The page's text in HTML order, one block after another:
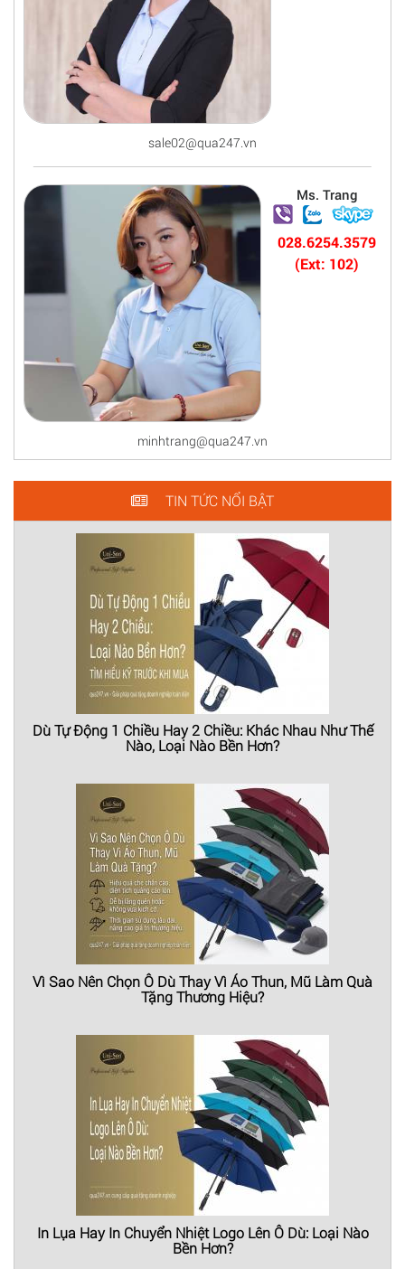
sale02@qua247.vn
Ms. Trang
028.6254.3579
(Ext: 102)
minhtrang@qua247.vn
TIN TỨC NỔI BẬT
Dù Tự Động 1 Chiều Hay 2 Chiều: Khác Nhau Như Thế
Nào, Loại Nào Bền Hơn?
Vì Sao Nên Chọn Ô Dù Thay Vì Áo Thun, Mũ Làm Quà
Tặng Thương Hiệu?
In Lụa Hay In Chuyển Nhiệt Logo Lên Ô Dù: Loại Nào
Bền Hơn?